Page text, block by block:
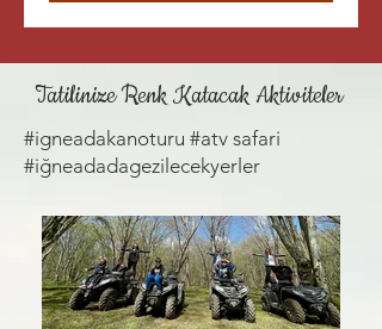
Tatilinize Renk Katacak Aktiviteler
#igneadakanoturu #atv safari
#iğneadadagezilecekyerler